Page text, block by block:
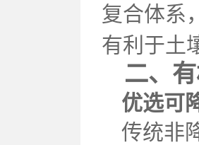
复合体系
有利于土
二、
优选可
传统非